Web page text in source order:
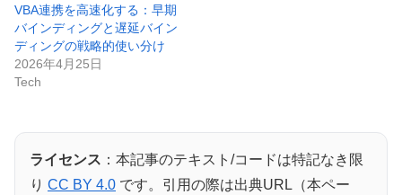
VBA連携を高速化する：早期
バインディングと遅延バイン
ディングの戦略的使い分け
2026年4月25日
Tech
ライセンス ：本記事のテキスト/コードは特記なき限
り CC BY 4.0 です。引用の際は出典URL（本ペー